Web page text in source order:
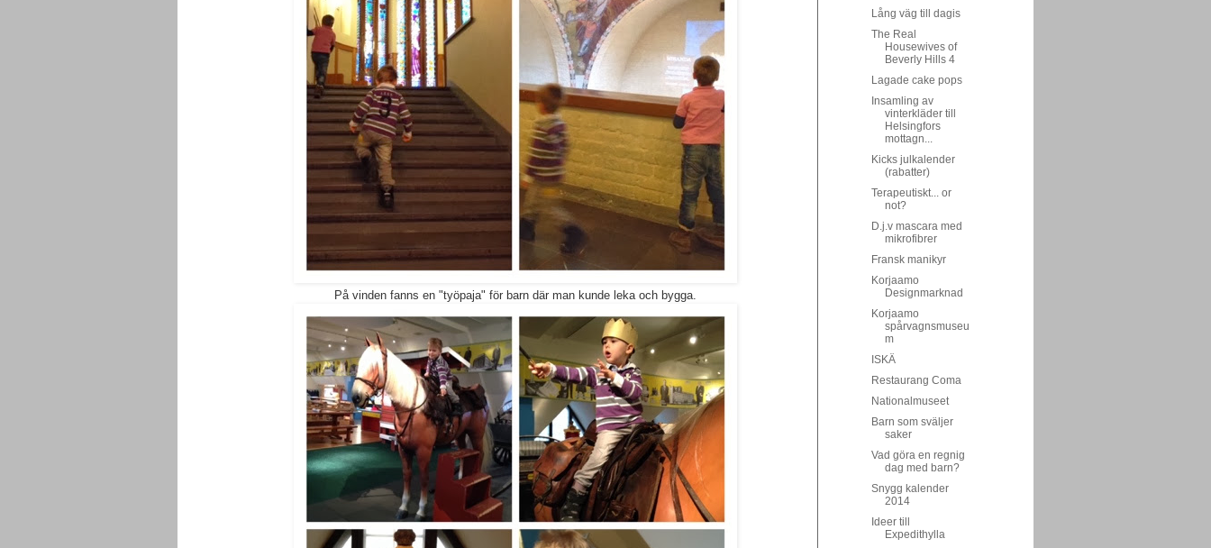
På vinden fanns en "työpaja" för barn där man kunde leka och bygga.
Lång väg till dagis
The Real
Housewives of
Beverly Hills 4
Lagade cake pops
Insamling av
vinterkläder till
Helsingfors
mottagn...
Kicks julkalender
(rabatter)
Terapeutiskt... or
not?
D.j.v mascara med
mikrofibrer
Fransk manikyr
Korjaamo
Designmarknad
Korjaamo
spårvagnsmuseu
m
ISKÄ
Restaurang Coma
Nationalmuseet
Barn som sväljer
saker
Vad göra en regnig
dag med barn?
Snygg kalender
2014
Ideer till
Expedithylla